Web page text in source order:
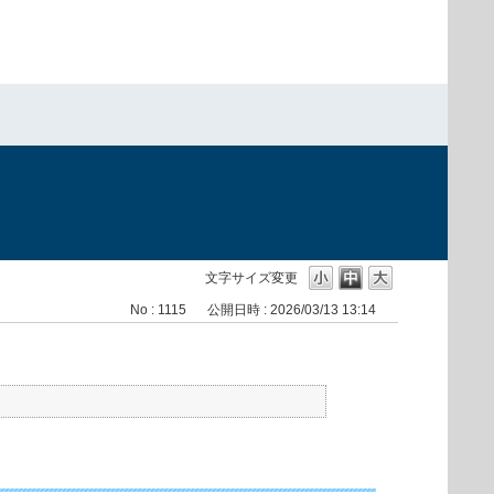
文字サイズ変更
No : 1115 公開日時 : 2026/03/13 13:14